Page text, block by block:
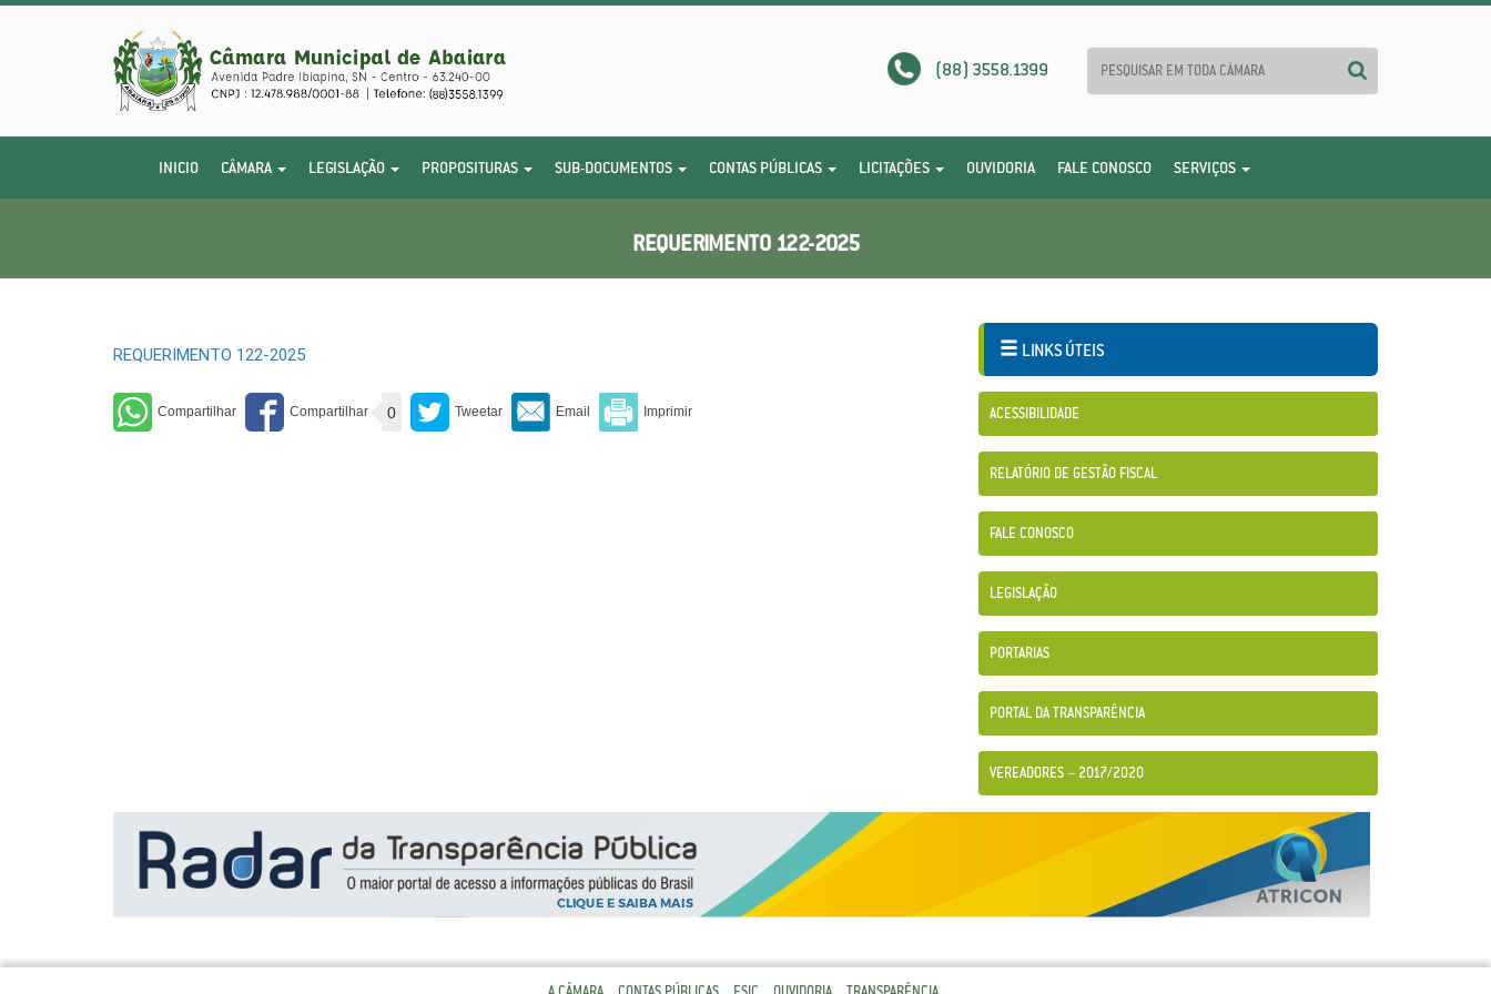
(88) 3558.1399
INICIO CÂMARA LEGISLAÇÃO PROPOSITURAS SUB-DOCUMENTOS CONTAS PÚBLICAS LICITAÇÕES OUVIDORIA FALE CONOSCO SERVIÇOS
REQUERIMENTO 122-2025
REQUERIMENTO 122-2025
0
LINKS ÚTEIS
ACESSIBILIDADE
RELATÓRIO DE GESTÃO FISCAL
FALE CONOSCO
LEGISLAÇÃO
PORTARIAS
PORTAL DA TRANSPARÊNCIA
VEREADORES – 2017/2020